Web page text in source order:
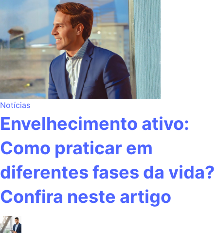
Notícias
Envelhecimento ativo:
Como praticar em
diferentes fases da vida?
Confira neste artigo